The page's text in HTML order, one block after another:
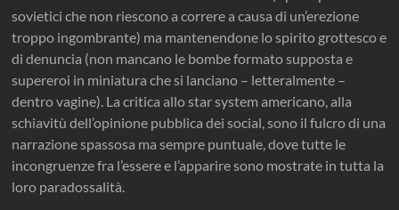
sovietici che non riescono a correre a causa di un’erezione
troppo ingombrante) ma mantenendone lo spirito grottesco e
di denuncia (non mancano le bombe formato supposta e
supereroi in miniatura che si lanciano – letteralmente –
dentro vagine). La critica allo star system americano, alla
schiavitù dell’opinione pubblica dei social, sono il fulcro di una
narrazione spassosa ma sempre puntuale, dove tutte le
incongruenze fra l’essere e l’apparire sono mostrate in tutta la
loro paradossalità.